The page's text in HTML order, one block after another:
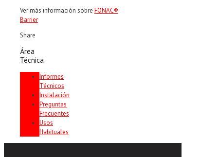
Ver más información sobre FONAC®
Barrier
Share
Área
Técnica
Informes
Técnicos
Instalación
Preguntas
Frecuentes
Usos
Habituales